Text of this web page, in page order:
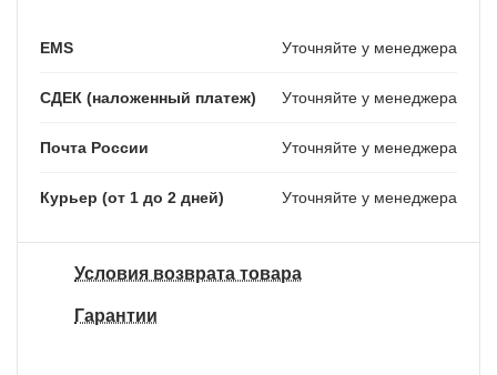
EMS Уточняйте у менеджера
СДЕК (наложенный платеж) Уточняйте у менеджера
Почта России Уточняйте у менеджера
Курьер (от 1 до 2 дней) Уточняйте у менеджера
Условия возврата товара
Гарантии